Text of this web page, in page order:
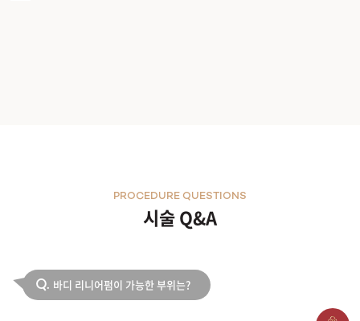
시술 Q&A
PROCEDURE QUESTIONS
Q. 바디 리니어펌이 가능한 부위는?